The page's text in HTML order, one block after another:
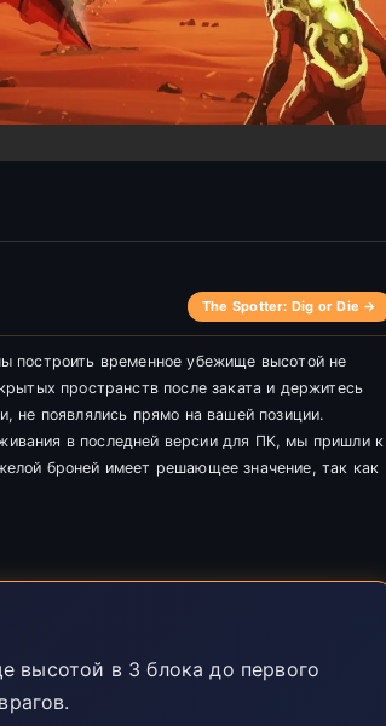
The Spotter: Dig or Die →
построить временное убежище высотой не
пространств после заката и держитесь
не появлялись прямо на вашей позиции.
в последней версии для ПК, мы пришли к
броней имеет решающее значение, так как
в 3 блока до первого